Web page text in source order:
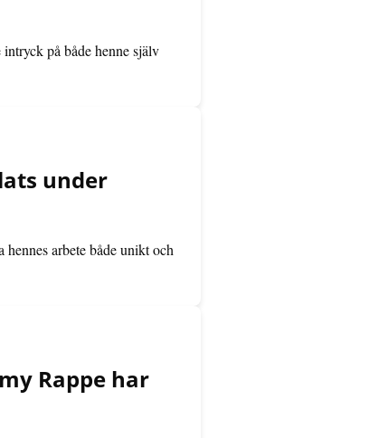
på både henne själv
under
arbete både unikt och
Rappe har